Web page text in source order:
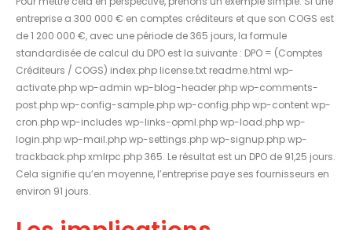
entreprise a 300 000 € en comptes créditeurs et que son COGS est
de 1 200 000 €, avec une période de 365 jours, la formule
standardisée de calcul du DPO est la suivante : DPO = (Comptes
Créditeurs / COGS) index.php license.txt readme.html wp-
activate.php wp-admin wp-blog-header.php wp-comments-
post.php wp-config-sample.php wp-config.php wp-content wp-
cron.php wp-includes wp-links-opml.php wp-load.php wp-
login.php wp-mail.php wp-settings.php wp-signup.php wp-
trackback.php xmlrpc.php 365. Le résultat est un DPO de 91,25 jours.
Cela signifie qu’en moyenne, l’entreprise paye ses fournisseurs en
environ 91 jours.